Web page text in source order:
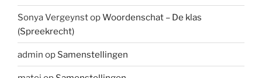
Sonya VergeynstopWoordenschat – De klas
(Spreekrecht)
admin op Samenstellingen